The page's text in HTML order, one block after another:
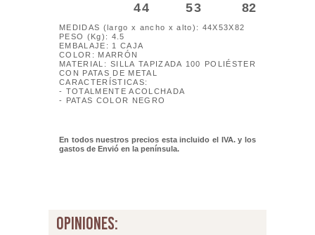
44
53 82
MEDIDAS (largo x ancho x alto): 44X53X82
PESO (Kg): 4.5
EMBALAJE: 1 CAJA
COLOR: MARRÓN
MATERIAL: SILLA TAPIZADA 100 POLIÉSTER
CON PATAS DE METAL
CARACTERÍSTICAS:
- TOTALMENTE ACOLCHADA
- PATAS COLOR NEGRO
En todos nuestros precios esta incluido el IVA. y los
gastos de Envió en la península.
opiniones: